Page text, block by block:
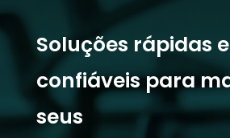
Soluções rápidas e
confiáveis para
seus